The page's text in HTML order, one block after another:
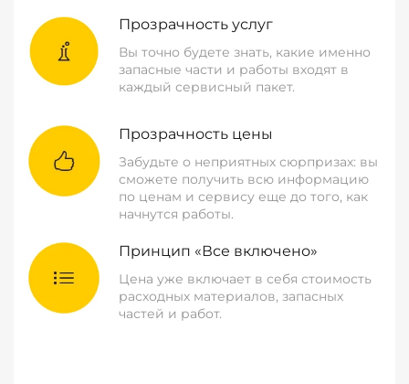
Прозрачность услуг
Вы точно будете знать, какие именно
запасные части и работы входят в
каждый сервисный пакет.
Прозрачность цены
Забудьте о неприятных сюрпризах: вы
сможете получить всю информацию
по ценам и сервису еще до того, как
начнутся работы.
Принцип «Все включено»
Цена уже включает в себя стоимость
расходных материалов, запасных
частей и работ.